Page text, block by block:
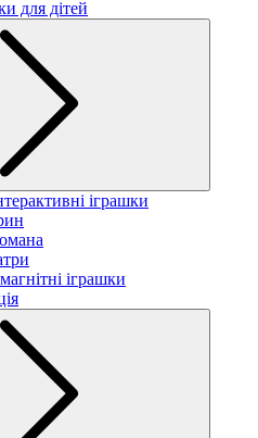
для дітей
іграшки
іграшки